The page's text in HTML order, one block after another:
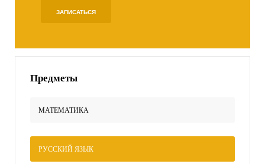
ЗАПИСАТЬСЯ
Предметы
МАТЕМАТИКА
РУССКИЙ ЯЗЫК